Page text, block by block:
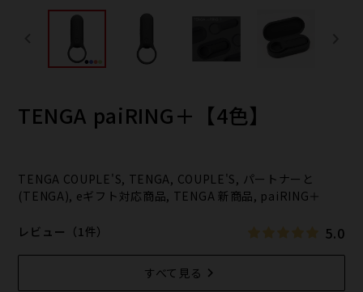
TENGA paiRING＋【4色】
TENGA COUPLE'S, TENGA, COUPLE'S, パートナーと
(TENGA), eギフト対応商品, TENGA 新商品, paiRING＋
レビュー（1件） 5.0
すべて見る